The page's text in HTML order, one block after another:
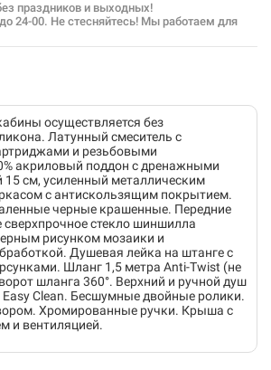
праздников и выходных!
24-00. Не стесняйтесь! Мы работаем для
осуществляется без
Латунный смеситель с
и резьбовыми
акриловый поддон с дренажными
см, усиленный металлическим
с антискользящим покрытием.
черные крашенные. Передние
сверхпрочное стекло шиншилла
рисунком мозаики и
Душевая лейка на штанге с
Шланг 1,5 метра Anti-Twist (не
шланга 360°. Верхний и ручной душ
Clean. Бесшумные двойные ролики.
Хромированные ручки. Крыша с
и вентиляцией.